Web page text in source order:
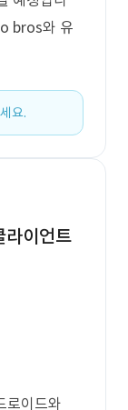
bros와 유
요.
이언트
로이드와